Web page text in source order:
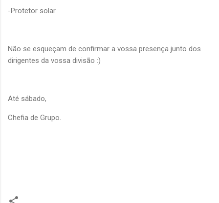
-Protetor solar
Não se esqueçam de confirmar a vossa presença junto dos
dirigentes da vossa divisão :)
Até sábado,
Chefia de Grupo.